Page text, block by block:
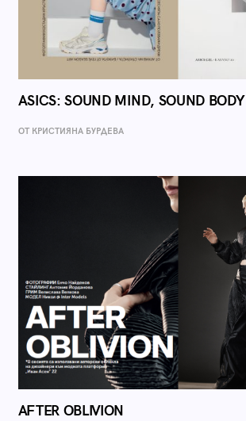
ASICS: SOUND MIND, SOUND BODY
ОТ КРИСТИЯНА БУРДЕВА
AFTER OBLIVION